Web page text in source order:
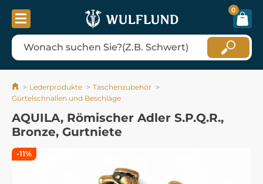
0
Lederprodukte
Taschenzubehör
Gürtelschnallen und Beschläge
AQUILA, Römischer Adler S.P.Q.R.,
Bronze, Gurtniete
-11%